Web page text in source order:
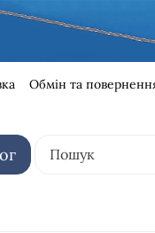
Обмін та